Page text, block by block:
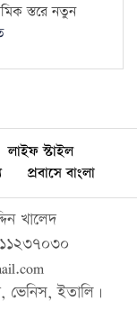
স্তরে নতুন
লাইফ স্টাইল
প্রবাসে বাংলা
খালেদ
ইতালি।